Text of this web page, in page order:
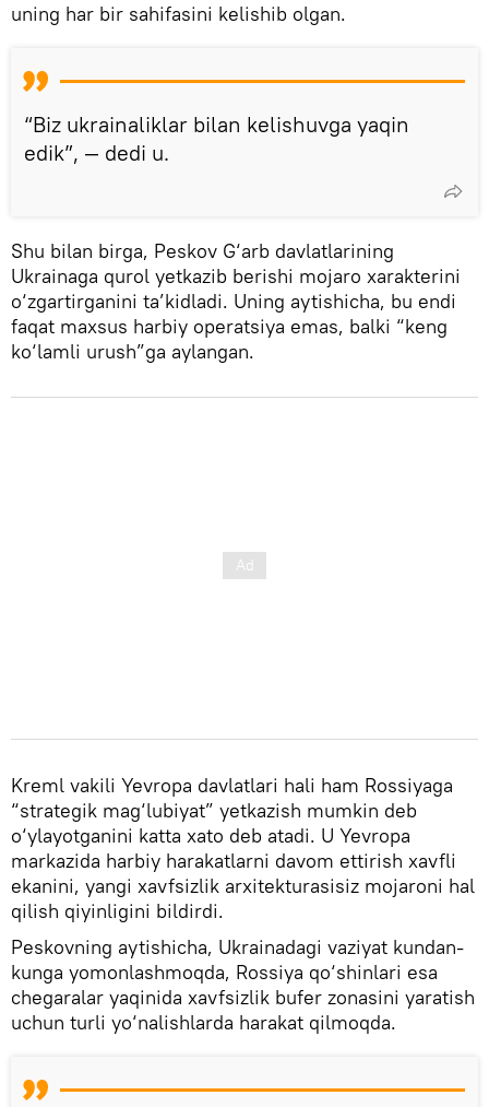
uning har bir sahifasini kelishib olgan.
“Biz ukrainaliklar bilan kelishuvga yaqin
edik”, — dedi u.
Shu bilan birga, Peskov G‘arb davlatlarining
Ukrainaga qurol yetkazib berishi mojaro xarakterini
o‘zgartirganini ta’kidladi. Uning aytishicha, bu endi
faqat maxsus harbiy operatsiya emas, balki “keng
ko‘lamli urush”ga aylangan.
Kreml vakili Yevropa davlatlari hali ham Rossiyaga
“strategik mag‘lubiyat” yetkazish mumkin deb
o‘ylayotganini katta xato deb atadi. U Yevropa
markazida harbiy harakatlarni davom ettirish xavfli
ekanini, yangi xavfsizlik arxitekturasisiz mojaroni hal
qilish qiyinligini bildirdi.
Peskovning aytishicha, Ukrainadagi vaziyat kundan-
kunga yomonlashmoqda, Rossiya qo‘shinlari esa
chegaralar yaqinida xavfsizlik bufer zonasini yaratish
uchun turli yo‘nalishlarda harakat qilmoqda.